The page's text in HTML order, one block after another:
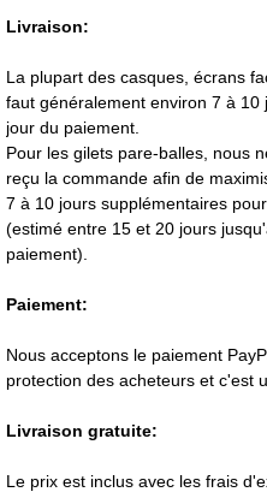
Livraison:
La plupart des casques, écrans
faut généralement environ 7 à
jour du paiement.
Pour les gilets pare-balles, nous
reçu la commande afin de
7 à 10 jours supplémentaires
(estimé entre 15 et 20 jours
paiement).
Paiement:
Nous acceptons le paiement
protection des acheteurs et c'est
Livraison gratuite:
Le prix est inclus avec les frais